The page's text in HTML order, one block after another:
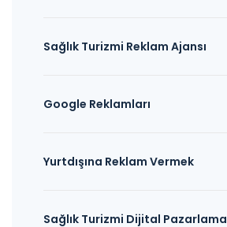
Sağlık Turizmi Reklam Ajansı
Google Reklamları
Yurtdışına Reklam Vermek
Sağlık Turizmi Dijital Pazarlama